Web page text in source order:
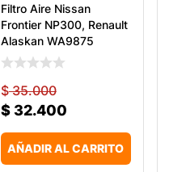
Filtro Aire Nissan
Frontier NP300, Renault
Alaskan WA9875
$35.000
$32.400
AÑADIR AL CARRITO